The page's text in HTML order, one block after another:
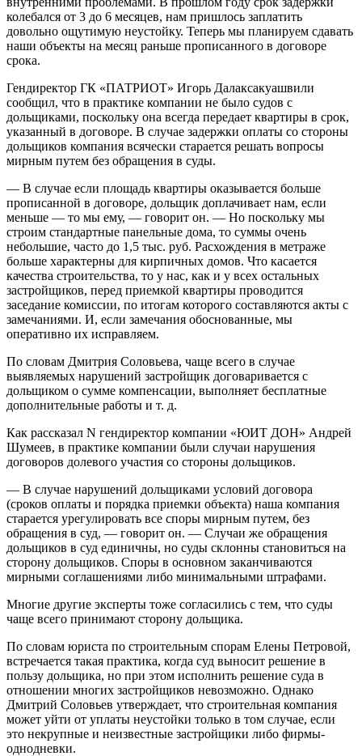
колебался от 3 до 6 месяцев, нам пришлось заплатить
довольно ощутимую неустойку. Теперь мы планируем сдавать
наши объекты на месяц раньше прописанного в договоре
срока.
Гендиректор ГК «ПАТРИОТ» Игорь Далаксакуашвили
сообщил, что в практике компании не было судов с
дольщиками, поскольку она всегда передает квартиры в срок,
указанный в договоре. В случае задержки оплаты со стороны
дольщиков компания всячески старается решать вопросы
мирным путем без обращения в суды.
— В случае если площадь квартиры оказывается больше
прописанной в договоре, дольщик доплачивает нам, если
меньше — то мы ему, — говорит он. — Но поскольку мы
строим стандартные панельные дома, то суммы очень
небольшие, часто до 1,5 тыс. руб. Расхождения в метраже
больше характерны для кирпичных домов. Что касается
качества строительства, то у нас, как и у всех остальных
застройщиков, перед приемкой квартиры проводится
заседание комиссии, по итогам которого составляются акты с
замечаниями. И, если замечания обоснованные, мы
оперативно их исправляем.
По словам Дмитрия Соловьева, чаще всего в случае
выявляемых нарушений застройщик договаривается с
дольщиком о сумме компенсации, выполняет бесплатные
дополнительные работы и т. д.
Как рассказал N гендиректор компании «ЮИТ ДОН» Андрей
Шумеев, в практике компании были случаи нарушения
договоров долевого учас­тия со стороны дольщиков.
— В случае нарушений дольщиками условий договора
(сроков оплаты и порядка приемки объекта) наша компания
старается урегулировать все споры мирным путем, без
обращения в суд, — говорит он. — Случаи же обращения
дольщиков в суд единичны, но суды склонны становиться на
сторону дольщиков. Споры в основном заканчиваются
мирными соглашениями либо минимальными штрафами.
Многие другие эксперты тоже согласились с тем, что суды
чаще всего принимают сторону дольщика.
По словам юриста по строительным спорам Елены Петровой,
встречается такая практика, когда суд выносит решение в
пользу дольщика, но при этом исполнить решение суда в
отношении многих застройщиков невозможно. Однако
Дмитрий Соловьев утверждает, что строительная компания
может уйти от уплаты неустойки только в том случае, если
это некрупные и неизвестные застройщики либо фирмы-
однодневки.